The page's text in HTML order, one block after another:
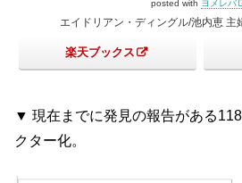
posted with ヨメレバ
エイドリアン・ディングル/池内恵 主
楽天ブックス
▼ 現在までに発見の報告がある
クター化。